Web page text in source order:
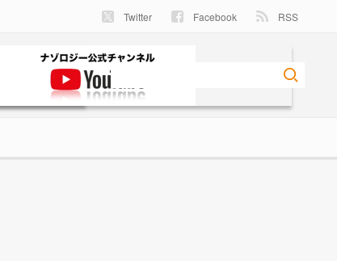
Twitter Facebook RSS